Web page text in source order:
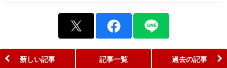
新しい記事 記事一覧 過去の記事